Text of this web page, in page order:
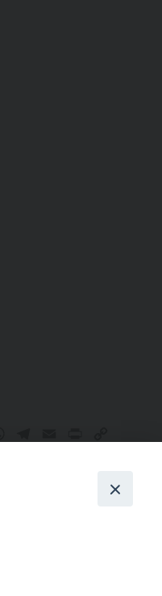
Giuseppe Rabita
Salvatore Bruno
21 – Piazza Armerina